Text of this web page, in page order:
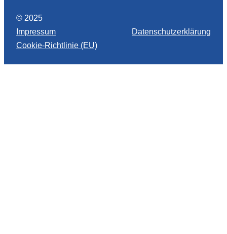
© 2025
Impressum
Datenschutzerklärung
Cookie-Richtlinie (EU)